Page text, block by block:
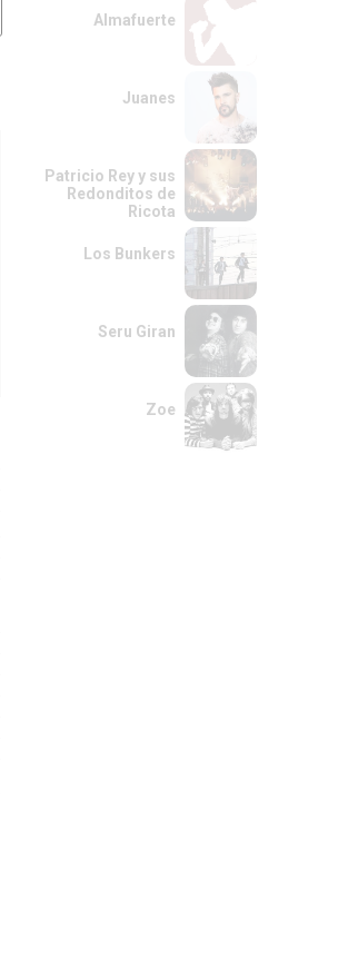
Almafuerte
Juanes
Patricio Rey y sus
Redonditos de
Ricota
Los Bunkers
Seru Giran
Zoe